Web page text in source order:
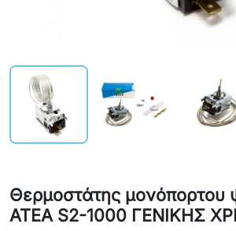
Θερμοστάτης μονόπορτου
ATEA S2-1000 ΓΕΝΙΚΗΣ